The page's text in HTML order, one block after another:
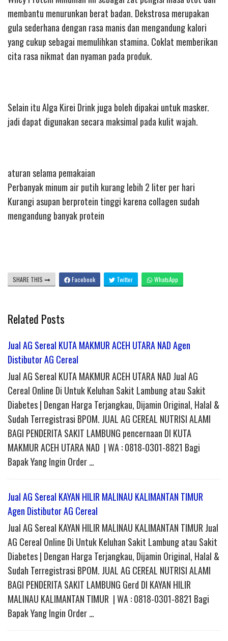
membantu menurunkan berat badan. Dekstrosa merupakan
gula sederhana dengan rasa manis dan mengandung kalori
yang cukup sebagai memulihkan stamina. Coklat memberikan
cita rasa nikmat dan nyaman pada produk.
Selain itu Alga Kirei Drink juga boleh dipakai untuk masker.
jadi dapat digunakan secara maksimal pada kulit wajah.
aturan selama pemakaian
Perbanyak minum air putih kurang lebih 2 liter per hari
Kurangi asupan berprotein tinggi karena collagen sudah
mengandung banyak protein
SHARE THIS Facebook Twitter WhatsApp
Related Posts
Jual AG Sereal KUTA MAKMUR ACEH UTARA NAD Agen
Distibutor AG Cereal
Jual AG Sereal KUTA MAKMUR ACEH UTARA NAD Jual AG
Cereal Online Di Untuk Keluhan Sakit Lambung atau Sakit
Diabetes | Dengan Harga Terjangkau, Dijamin Original, Halal &
Sudah Terregistrasi BPOM. JUAL AG CEREAL NUTRISI ALAMI
BAGI PENDERITA SAKIT LAMBUNG pencernaan DI KUTA
MAKMUR ACEH UTARA NAD | WA : 0818-0301-8821 Bagi
Bapak Yang Ingin Order …
Jual AG Sereal KAYAN HILIR MALINAU KALIMANTAN TIMUR
Agen Distibutor AG Cereal
Jual AG Sereal KAYAN HILIR MALINAU KALIMANTAN TIMUR Jual
AG Cereal Online Di Untuk Keluhan Sakit Lambung atau Sakit
Diabetes | Dengan Harga Terjangkau, Dijamin Original, Halal &
Sudah Terregistrasi BPOM. JUAL AG CEREAL NUTRISI ALAMI
BAGI PENDERITA SAKIT LAMBUNG Gerd DI KAYAN HILIR
MALINAU KALIMANTAN TIMUR | WA : 0818-0301-8821 Bagi
Bapak Yang Ingin Order …